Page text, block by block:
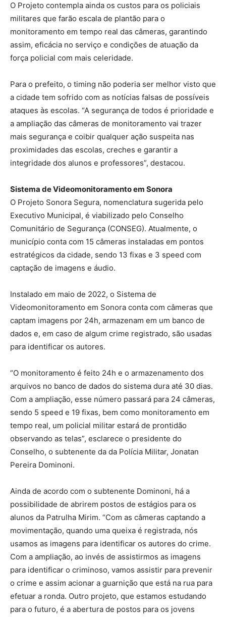
O Projeto contempla ainda os custos para os policiais
militares que farão escala de plantão para o
monitoramento em tempo real das câmeras, garantindo
assim, eficácia no serviço e condições de atuação da
força policial com mais celeridade.
Para o prefeito, o timing não poderia ser melhor visto que
a cidade tem sofrido com as notícias falsas de possíveis
ataques às escolas. “A segurança de todos é prioridade e
a ampliação das câmeras de monitoramento vai trazer
mais segurança e coibir qualquer ação suspeita nas
proximidades das escolas, creches e garantir a
integridade dos alunos e professores”, destacou.
Sistema de Videomonitoramento em Sonora
O Projeto Sonora Segura, nomenclatura sugerida pelo
Executivo Municipal, é viabilizado pelo Conselho
Comunitário de Segurança (CONSEG). Atualmente, o
município conta com 15 câmeras instaladas em pontos
estratégicos da cidade, sendo 13 fixas e 3 speed com
captação de imagens e áudio.
Instalado em maio de 2022, o Sistema de
Videomonitoramento em Sonora conta com câmeras que
captam imagens por 24h, armazenam em um banco de
dados e, em caso de algum crime registrado, são usadas
para identificar os autores.
“O monitoramento é feito 24h e o armazenamento dos
arquivos no banco de dados do sistema dura até 30 dias.
Com a ampliação, esse número passará para 24 câmeras,
sendo 5 speed e 19 fixas, bem como monitoramento em
tempo real, um policial militar estará de prontidão
observando as telas”, esclarece o presidente do
Conselho, o subtenente da da Polícia Militar, Jonatan
Pereira Dominoni.
Ainda de acordo com o subtenente Dominoni, há a
possibilidade de abrirem postos de estágios para os
alunos da Patrulha Mirim. “Com as câmeras captando a
movimentação, quando uma queixa é registrada, nós
usamos as imagens para identificar os autores do crime.
Com a ampliação, ao invés de assistirmos as imagens
para identificar o criminoso, vamos assistir para prevenir
o crime e assim acionar a guarnição que está na rua para
efetuar a ronda. Outro projeto, que estamos estudando
para o futuro, é a abertura de postos para os jovens